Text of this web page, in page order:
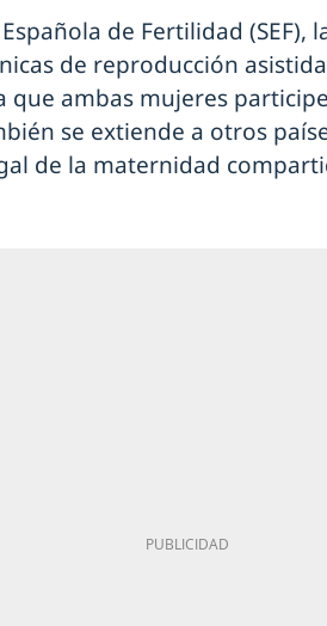
de Fertilidad (SEF),
de reproducción
que ambas mujeres
se extiende a otros
de la maternidad